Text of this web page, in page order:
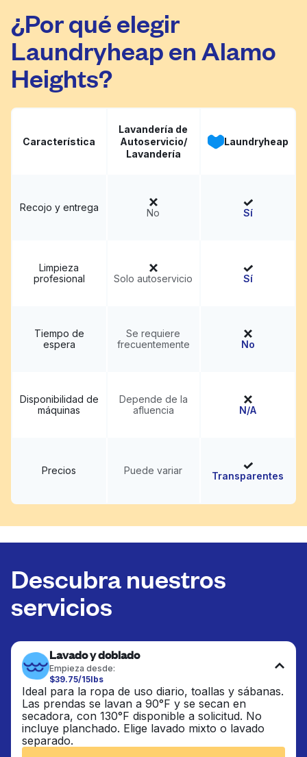
¿Por qué elegir
Laundryheap en Alamo
Heights?
Característica
Lavandería de
Autoservicio/
Lavandería
Laundryheap
Recojo y entrega No Sí
Limpieza
profesional
Solo autoservicio Sí
Tiempo de
espera
Se requiere
frecuentemente
No
Disponibilidad de
máquinas
Depende de la
afluencia
N/A
Precios Puede variar Transparentes
Descubra nuestros
servicios
Lavado y doblado
Empieza desde:
$39.75/15lbs
Ideal para la ropa de uso diario, toallas y sábanas.
Las prendas se lavan a 90°F y se secan en
secadora, con 130°F disponible a solicitud. No
incluye planchado. Elige lavado mixto o lavado
separado.